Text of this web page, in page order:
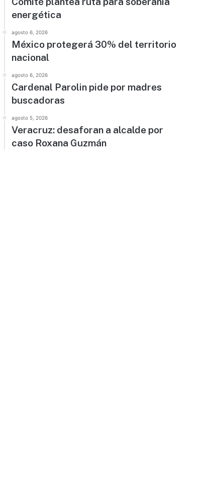
energética
agosto 6, 2026
México protegerá 30% del territorio
nacional
agosto 6, 2026
Cardenal Parolin pide por madres
buscadoras
agosto 5, 2026
Veracruz: desaforan a alcalde por
caso Roxana Guzmán